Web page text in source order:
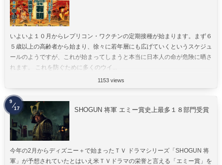
いよいよ１０月からレプリコン・ワクチンの定期接種が始まります。まず６
５歳以上の高齢者から始まり、徐々に若年層にも広げていくというスケジュ
ールのようですが、これが始まってしまうと本当に日本人の命が危険に晒さ
れます。 これを防ぐために多くのウイ...
1153 views
SHOGUN 将軍 エミー賞史上最多１８部門受賞
今年の2月からディズニー＋で始まったＴＶ ドラマシリーズ「SHOGUN 将
軍」が予想されていたとはいえ米ＴＶドラマの栄誉と言える「エミー賞」を
9
17